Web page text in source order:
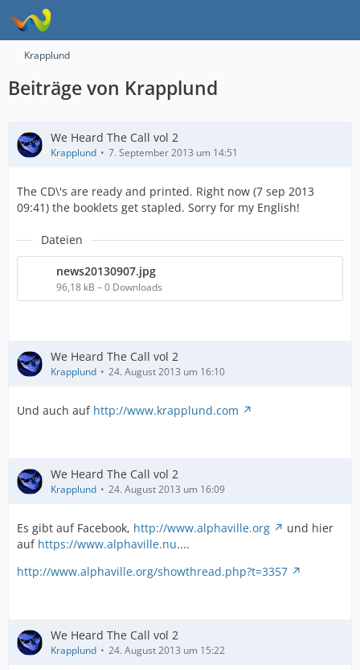
Krapplund
Beiträge von Krapplund
We Heard The Call vol 2
Krapplund 7. September 2013 um 14:51
The CD\'s are ready and printed. Right now (7 sep 2013
09:41) the booklets get stapled. Sorry for my English!
Dateien
news20130907.jpg
96,18 kB – 0 Downloads
We Heard The Call vol 2
Krapplund 24. August 2013 um 16:10
Und auch auf http://www.krapplund.com
We Heard The Call vol 2
Krapplund 24. August 2013 um 16:09
Es gibt auf Facebook, http://www.alphaville.org
und hier
auf https://www.alphaville.nu....
http://www.alphaville.org/showthread.php?t=3357
We Heard The Call vol 2
Krapplund 24. August 2013 um 15:22